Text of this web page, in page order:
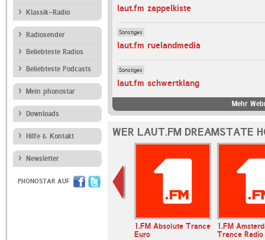
Klassik-Radio
Radiosender
Beliebteste Radios
Beliebteste Podcasts
Mein phonostar
Downloads
Hilfe & Kontakt
Newsletter
PHONOSTAR AUF
laut.fm zappelkiste
Sonstiges
laut.fm ruelandmedia
Sonstiges
laut.fm schwertklang
Mehr
WER LAUT.FM DREAMSTATE
1.FM Absolute Trance
Euro
1.FM
Trance Radio